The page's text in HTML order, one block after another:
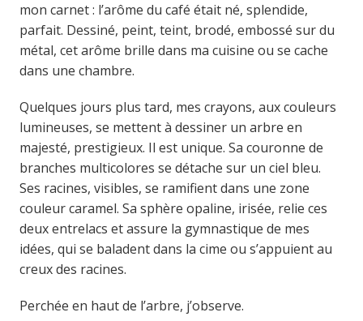
mon carnet : l’arôme du café était né, splendide,
parfait. Dessiné, peint, teint, brodé, embossé sur du
métal, cet arôme brille dans ma cuisine ou se cache
dans une chambre.
Quelques jours plus tard, mes crayons, aux couleurs
lumineuses, se mettent à dessiner un arbre en
majesté, prestigieux. Il est unique. Sa couronne de
branches multicolores se détache sur un ciel bleu.
Ses racines, visibles, se ramifient dans une zone
couleur caramel. Sa sphère opaline, irisée, relie ces
deux entrelacs et assure la gymnastique de mes
idées, qui se baladent dans la cime ou s’appuient au
creux des racines.
Perchée en haut de l’arbre, j’observe.